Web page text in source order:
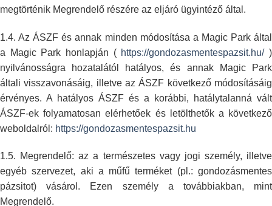
megtörténik Megrendelő részére az eljáró ügyintéző által.
1.4. Az ÁSZF és annak minden módosítása a Magic Park által
a Magic Park honlapján (https://gondozasmentespazsit.hu/)
nyilvánosságra hozatalától hatályos, és annak Magic Park
általi visszavonásáig, illetve az ÁSZF következő módosításáig
érvényes. A hatályos ÁSZF és a korábbi, hatálytalanná vált
ÁSZF-ek folyamatosan elérhetőek ésletölthetők a következő
weboldalról: https://gondozasmentespazsit.hu
1.5. Megrendelő: az a természetes vagy jogi személy, illetve
egyéb szervezet, aki a műfű terméket (pl.: gondozásmentes
pázsitot) vásárol. Ezen személy a továbbiakban, mint
Megrendelő.